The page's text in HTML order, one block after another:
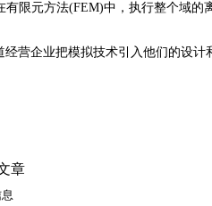
元方法(FEM)中，执行整个域的离
企业把模拟技术引入他们的设计和
章